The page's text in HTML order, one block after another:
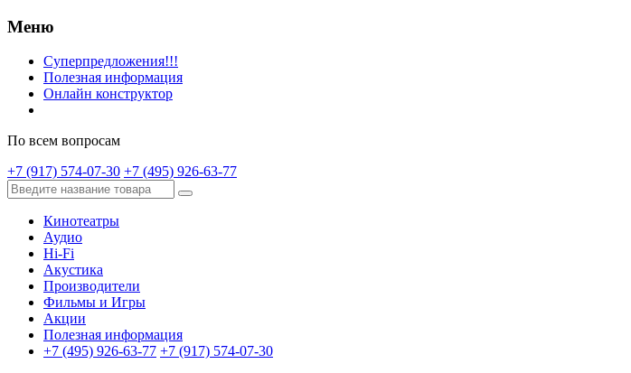
Меню
Суперпредложения!!!
Полезная информация
Онлайн конструктор
По всем вопросам
+7 (917) 574-07-30 +7 (495) 926-63-77
Кинотеатры
Аудио
Hi-Fi
Акустика
Производители
Фильмы и Игры
Акции
Полезная информация
+7 (495) 926-63-77 +7 (917) 574-07-30